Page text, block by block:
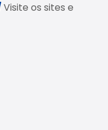
Visite os sites e